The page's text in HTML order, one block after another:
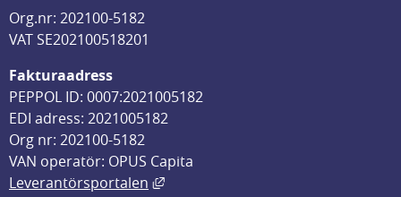
Org.nr: 202100-5182
VAT SE202100518201
Fakturaadress
PEPPOL ID: 0007:2021005182
EDI adress: 2021005182
Org nr: 202100-5182
VAN operatör: OPUS Capita
Leverantörsportalen
Länk till annan webbplats, öppnas